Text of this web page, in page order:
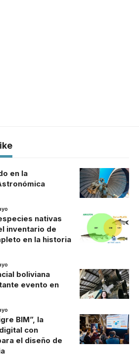
en la
nativas
inventario de
en la historia
boliviana
evento en
BIM”, la
con
el diseño de